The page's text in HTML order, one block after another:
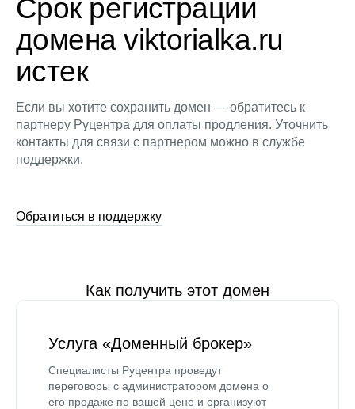
Срок регистрации
домена viktorialka.ru
истек
Если вы хотите сохранить домен — обратитесь к
партнеру Руцентра для оплаты продления. Уточнить
контакты для связи с партнером можно в службе
поддержки.
Обратиться в поддержку
Как получить этот домен
Услуга «Доменный брокер»
Специалисты Руцентра проведут
переговоры с администратором домена о
его продаже по вашей цене и организуют